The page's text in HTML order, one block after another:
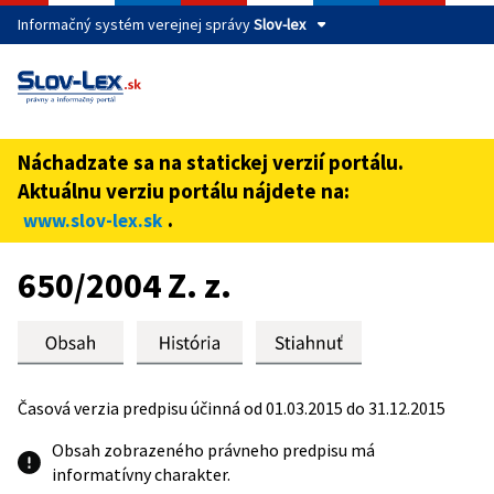
Informačný systém verejnej správySlov-lex
Táto stránka je zabezpečená
cez zabezpečenú webovú stránku verejnej správy SR.
Zabezpečená stránka vždy začína https:// pred názvom
domény webového sídla.
Náchadzate sa na statickej verzií portálu.
Aktuálnu verziu portálu nájdete na:
www.slov-lex.sk .
Preskoč na obsah
650/2004 Z. z.
Časová verzia predpisu účinná od 01.03.2015 do 31.12.2015
Obsah zobrazeného právneho predpisu má
informatívny charakter.